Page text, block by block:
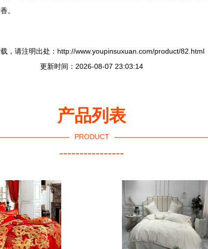
。
，请注明出处：http://www.youpinsuxuan.com/product/82.html
更新时间：2026-08-07 23:03:14
产品列表
PRODUCT
----------------